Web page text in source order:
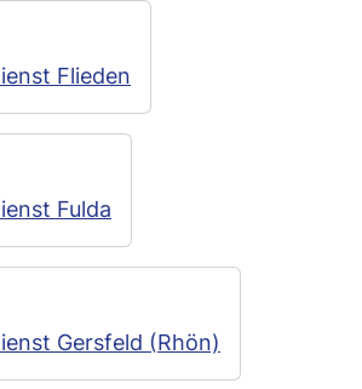
Flieden
Fulda
Gersfeld (Rhön)